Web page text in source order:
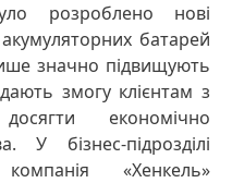
розроблено нові
батарей
значно підвищують
змогу клієнтам з
економічно
У бізнес-підрозділі
«Хенкель»